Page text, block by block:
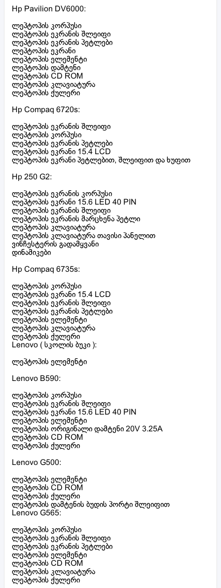
Hp Pavilion DV6000:
ლეპტოპის კორპუსი
ლეპტოპის ეკრანის შლეიფი
ლეპტოპის ეკრანის პეტლები
ლეპტოპის ეკრანი
ლეპტოპის ელემენტი
ლეპტოპის დამტენი
ლეპტოპის CD ROM
ლეპტოპის კლავიატურა
ლეპტოპის ქულერი
Hp Compaq 6720s:
ლეპტოპის ეკრანის შლეიფი
ლეპტოპის კორპუსი
ლეპტოპის ეკრანის პეტლები
ლეპტოპის ეკრანი 15.4 LCD
ლეპტოპის ეკრანი პეტლებით, შლეიფით და ხუფით
Hp 250 G2:
ლეპტოპის ეკრანის კორპუსი
ლეპტოპის ეკრანი 15.6 LED 40 PIN
ლეპტოპის ეკრანის შლეიფი
ლეპტოპის ეკრანის მარცხენა პეტლი
ლეპტოპის კლავიატურა
ლეპტოპის კლავიატურა თავისი პანელით
ვინჩესტერის გადამყვანი
დინამიკები
Hp Compaq 6735s:
ლეპტოპის კორპუსი
ლეპტოპის ეკრანი 15.4 LCD
ლეპტოპის ეკრანის შლეიფი
ლეპტოპის ეკრანის პეტლები
ლეპტოპის ელემენტი
ლეპტოპის კლავიატურა
ლეპტოპის ქულერი
Lenovo ( სკოლის ბუკი ):
ლეპტოპის ელემენტი
Lenovo B590:
ლეპტოპის კორპუსი
ლეპტოპის ეკრანის შლეიფი
ლეპტოპის ეკრანი 15.6 LED 40 PIN
ლეპტოპის ელემენტი
ლეპტოპის ორიგინალი დამტენი 20V 3.25A
ლეპტოპის CD ROM
ლეპტოპის ქულერი
Lenovo G500:
ლეპტოპის ელემენტი
ლეპტოპის CD ROM
ლეპტოპის ქულერი
ლეპტოპის დამტენის ბუდის პორტი შლეიფით
Lenovo G565:
ლეპტოპის კორპუსი
ლეპტოპის ეკრანის შლეიფი
ლეპტოპის ეკრანის პეტლები
ლეპტოპის ელემენტი
ლეპტოპის CD ROM
ლეპტოპის კლავიატურა
ლეპტოპის ქულერი